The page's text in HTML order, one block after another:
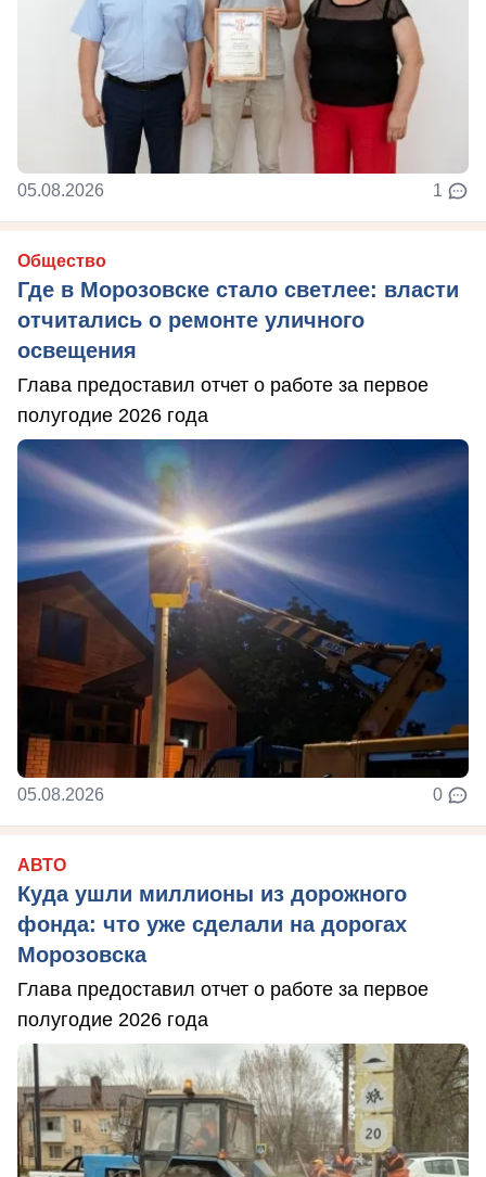
05.08.2026 1
Общество
Где в Морозовске стало светлее: власти
отчитались о ремонте уличного
освещения
Глава предоставил отчет о работе за первое
полугодие 2026 года
05.08.2026 0
АВТО
Куда ушли миллионы из дорожного
фонда: что уже сделали на дорогах
Морозовска
Глава предоставил отчет о работе за первое
полугодие 2026 года